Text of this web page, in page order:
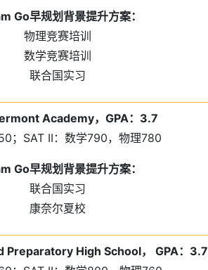
Go早规划背景提升方案：
物理竞赛培训
数学竞赛培训
联合国实习
Academy，GPA：3.7
；SAT II：数学790，物理780
Go早规划背景提升方案：
联合国实习
康奈尔夏校
Preparatory High School， GPA：3.7